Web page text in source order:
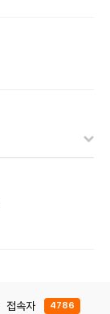
접속자 4786